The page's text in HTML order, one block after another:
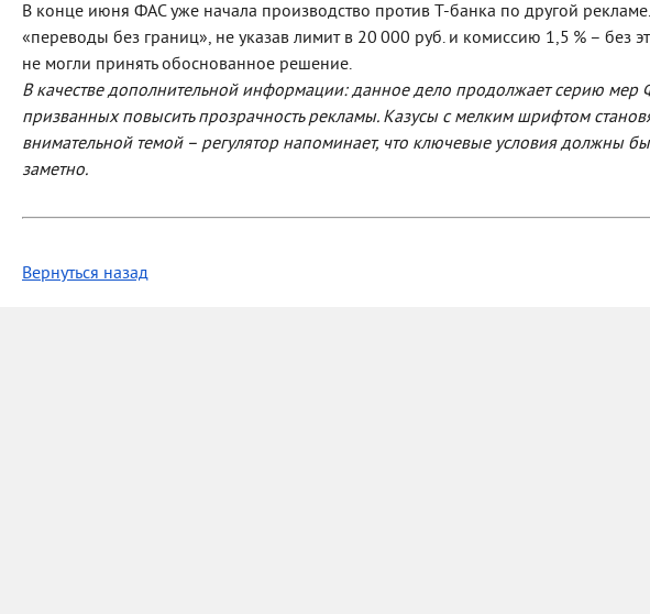
В конце июня ФАС уже начала производство против Т‑банка по другой
«переводы без границ», не указав лимит в 20 000 руб. и комиссию 1,5 % – без
не могли принять обоснованное решение.
В качестве дополнительной информации: данное дело продолжает серию мер
призванных повысить прозрачность рекламы. Казусы с мелким шрифтом
внимательной темой – регулятор напоминает, что ключевые условия должны
заметно.
Вернуться назад